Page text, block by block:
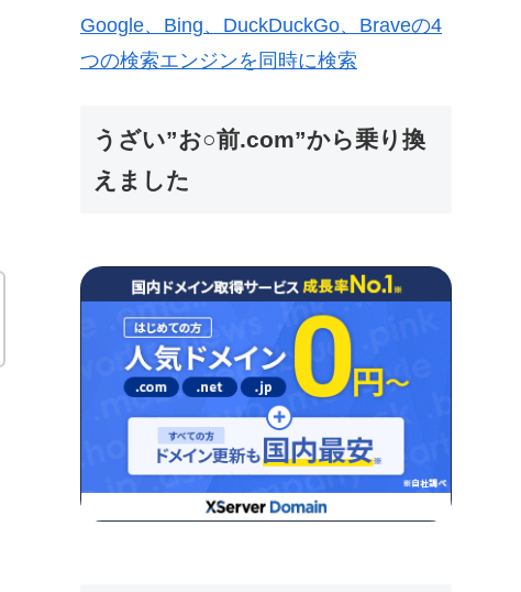
Google、Bing、DuckDuckGo、Braveの4
つの検索エンジンを同時に検索
うざい”お○前.com”から乗り換
えました